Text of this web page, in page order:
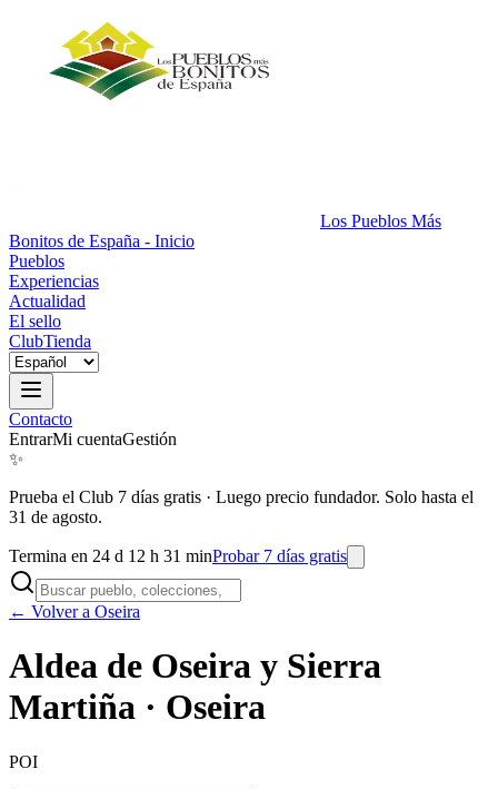
Los Pueblos Más
Bonitos de España - Inicio
Pueblos
Experiencias
Actualidad
El sello
ClubTienda
Contacto
EntrarMi cuentaGestión
✨
Prueba el Club 7 días gratis · Luego precio fundador. Solo hasta el
31 de agosto.
Termina en 24 d 12 h 31 minProbar 7 días gratis
← Volver a Oseira
Aldea de Oseira y Sierra
Martiña · Oseira
POI